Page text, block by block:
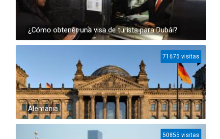
¿Cómo obtener una visa de turista para Dubái?
Alemania
71675 visitas
50855 visitas